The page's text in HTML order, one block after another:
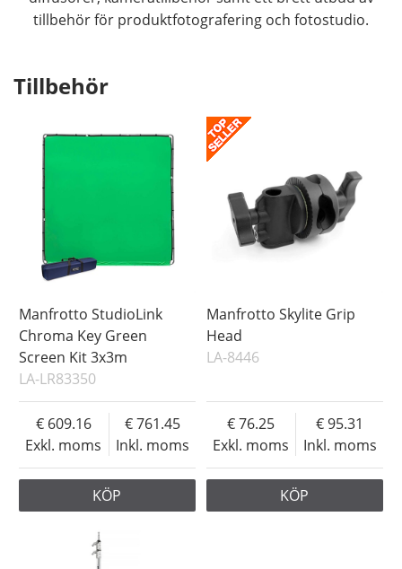
tillbehör för produktfotografering och fotostudio.
Tillbehör
Manfrotto StudioLink
Chroma Key Green
Screen Kit 3x3m
LA-LR83350
Exkl. moms
609.16
Inkl. moms
761.45
KÖP
Manfrotto Skylite Grip
Head
LA-8446
Exkl. moms
76.25
Inkl. moms
95.31
KÖP